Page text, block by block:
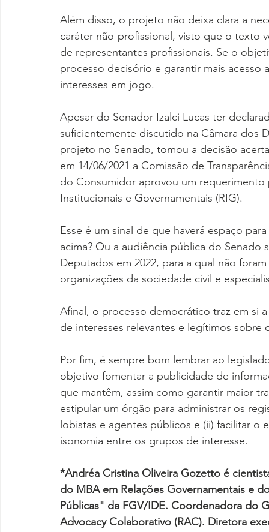
Além disso, o projeto não deixa clara a
caráter não-profissional, visto que o texto
de representantes profissionais. Se o
processo decisório e garantir mais
interesses em jogo.
Apesar do Senador Izalci Lucas ter
suficientemente discutido na Câmara dos
projeto no Senado, tomou a decisão
em 14/06/2021 a Comissão de
do Consumidor aprovou um
Institucionais e Governamentais (RIG).
Esse é um sinal de que haverá espaço
acima? Ou a audiência pública do
Deputados em 2022, para a qual não
organizações da sociedade civil e
Afinal, o processo democrático traz em si
de interesses relevantes e legítimos sobre
Por fim, é sempre bom lembrar ao
objetivo fomentar a publicidade de
que mantêm, assim como garantir maior
estipular um órgão para administrar os
lobistas e agentes públicos e (ii) facilitar
isonomia entre os grupos de interesse.
*Andréa Cristina Oliveira Gozetto é
do MBA em Relações Governamentais e
Públicas" da FGV/IDE. Coordenadora do
Advocacy Colaborativo (RAC). Diretora